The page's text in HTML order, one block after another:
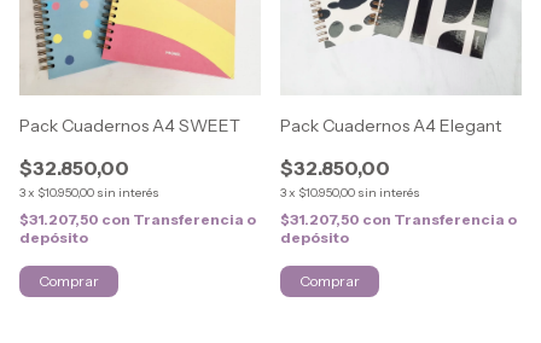
Pack Cuadernos A4 SWEET
$32.850,00
3x $10.950,00 sin interés
$31.207,50 con Transferencia o
depósito
Comprar
Pack Cuadernos A4 Elegant
$32.850,00
3x $10.950,00 sin interés
$31.207,50 con Transferencia o
depósito
Comprar